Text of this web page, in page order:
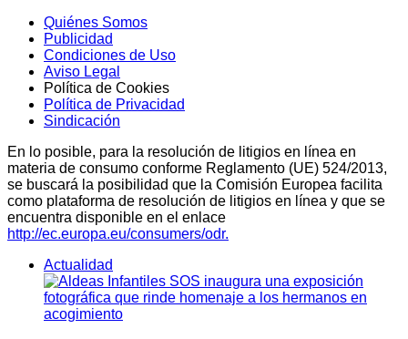
Quiénes Somos
Publicidad
Condiciones de Uso
Aviso Legal
Política de Cookies
Política de Privacidad
Sindicación
En lo posible, para la resolución de litigios en línea en
materia de consumo conforme Reglamento (UE) 524/2013,
se buscará la posibilidad que la Comisión Europea facilita
como plataforma de resolución de litigios en línea y que se
encuentra disponible en el enlace
http://ec.europa.eu/consumers/odr.
Actualidad